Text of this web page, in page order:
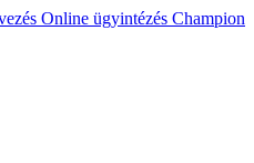
Online ügyintézés Champion